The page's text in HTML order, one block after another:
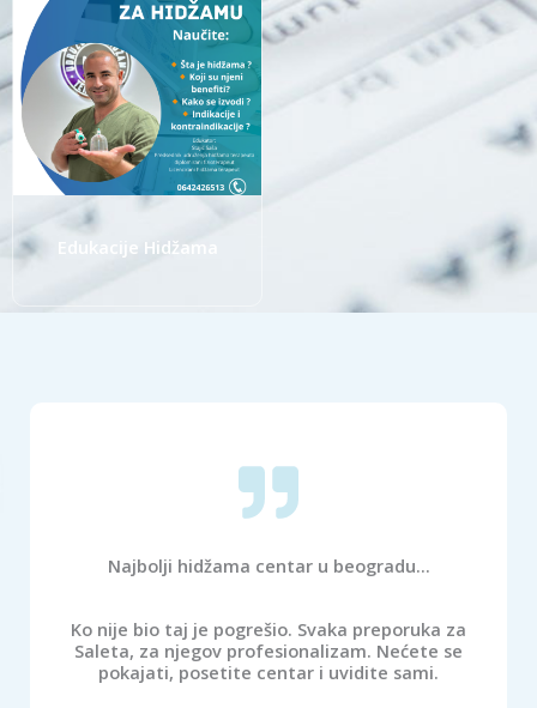
Edukacije Hidžama
Najbolji hidžama centar u beogradu...
Ko nije bio taj je pogrešio. Svaka preporuka za
Saleta, za njegov profesionalizam. Nećete se
pokajati, posetite centar i uvidite sami.